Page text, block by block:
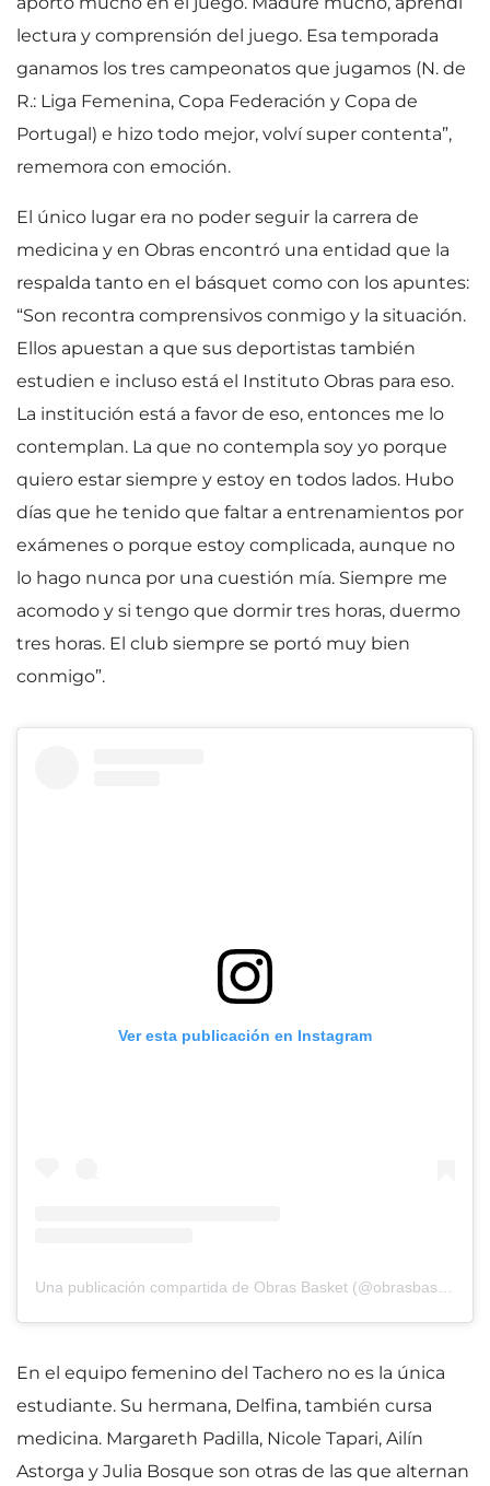
lectura y comprensión del juego. Esa temporada
ganamos los tres campeonatos que jugamos (N. de
R.: Liga Femenina, Copa Federación y Copa de
Portugal) e hizo todo mejor, volví super contenta”,
rememora con emoción.
El único lugar era no poder seguir la carrera de
medicina y en Obras encontró una entidad que la
respalda tanto en el básquet como con los apuntes:
“Son recontra comprensivos conmigo y la situación.
Ellos apuestan a que sus deportistas también
estudien e incluso está el Instituto Obras para eso.
La institución está a favor de eso, entonces me lo
contemplan. La que no contempla soy yo porque
quiero estar siempre y estoy en todos lados. Hubo
días que he tenido que faltar a entrenamientos por
exámenes o porque estoy complicada, aunque no
lo hago nunca por una cuestión mía. Siempre me
acomodo y si tengo que dormir tres horas, duermo
tres horas. El club siempre se portó muy bien
conmigo”.
Ver esta publicación en Instagram
Una publicación compartida de Obras Basket (@obrasbasket)
En el equipo femenino del Tachero no es la única
estudiante. Su hermana, Delfina, también cursa
medicina. Margareth Padilla, Nicole Tapari, Ailín
Astorga y Julia Bosque son otras de las que alternan